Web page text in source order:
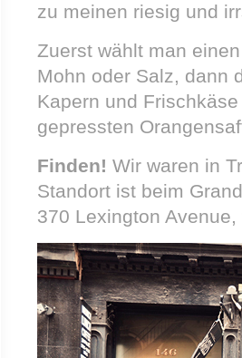
zu meinen riesig und
Zuerst wählt man
Mohn oder Salz, dann
Kapern und
gepressten
Finden! Wir waren in
Standort ist beim
370 Lexington Avenue,